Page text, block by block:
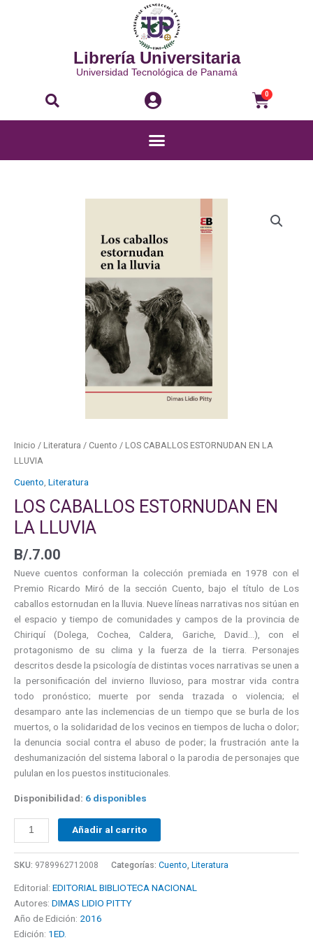
Librería Universitaria
Universidad Tecnológica de Panamá
Buscar 0
Menú
Inicio / Literatura / Cuento / LOS CABALLOS ESTORNUDAN EN LA
LLUVIA
Cuento Literatura
LOS CABALLOS ESTORNUDAN EN
LA LLUVIA
B/.7.00
Nueve cuentos conforman la colección premiada en 1978 con el
Premio Ricardo Miró de la sección Cuento, bajo el título de Los
caballos estornudan en la lluvia. Nueve líneas narrativas nos sitúan en
el espacio y tiempo de comunidades y campos de la provincia de
Chiriquí (Dolega, Cochea, Caldera, Gariche, David…), con el
protagonismo de su clima y la fuerza de la tierra. Personajes
descritos desde la psicología de distintas voces narrativas se unen a
la personificación del invierno lluvioso, para mostrar vida contra
todo pronóstico; muerte por senda trazada o violencia; el
desamparo ante las inclemencias de un tiempo que se burla de los
muertos, o la solidaridad de los vecinos en tiempos de lucha o dolor;
la denuncia social contra el abuso de poder; la frustración ante la
deshumanización del sistema laboral o la parodia de personajes que
pululan en los puestos institucionales.
Disponibilidad: 6 disponibles
Añadir al carrito
SKU: 9789962712008 Categorías: Cuento Literatura
Editorial: EDITORIAL BIBLIOTECA NACIONAL
Autores: DIMAS LIDIO PITTY
Año de Edición: 2016
Edición: 1ED.